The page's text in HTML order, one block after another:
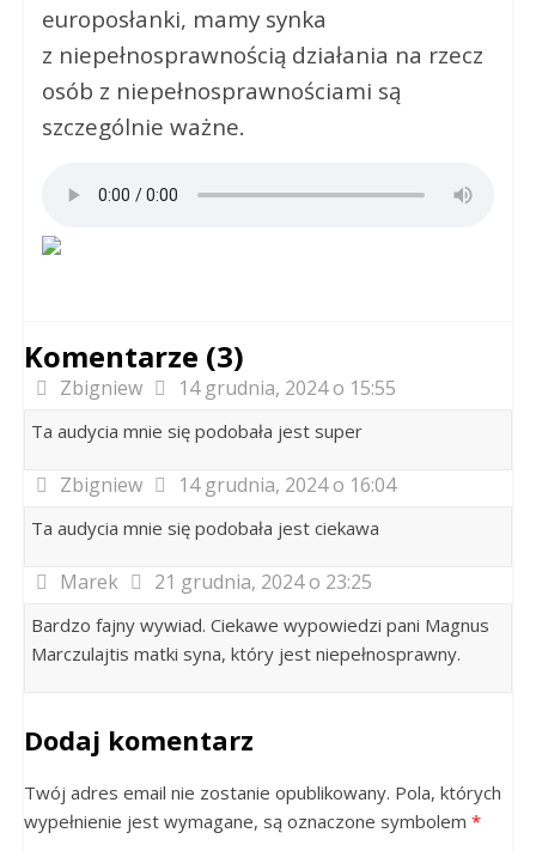
europosłanki, mamy synka
z niepełnosprawnością działania na rzecz
osób z niepełnosprawnościami są
szczególnie ważne.
Komentarze (3)
Zbigniew 14 grudnia, 2024 o 15:55
Ta audycia mnie się podobała jest super
Zbigniew 14 grudnia, 2024 o 16:04
Ta audycia mnie się podobała jest ciekawa
Marek 21 grudnia, 2024 o 23:25
Bardzo fajny wywiad. Ciekawe wypowiedzi pani Magnus
Marczulajtis matki syna, który jest niepełnosprawny.
Dodaj komentarz
Twój adres email nie zostanie opublikowany. Pola, których
wypełnienie jest wymagane, są oznaczone symbolem *